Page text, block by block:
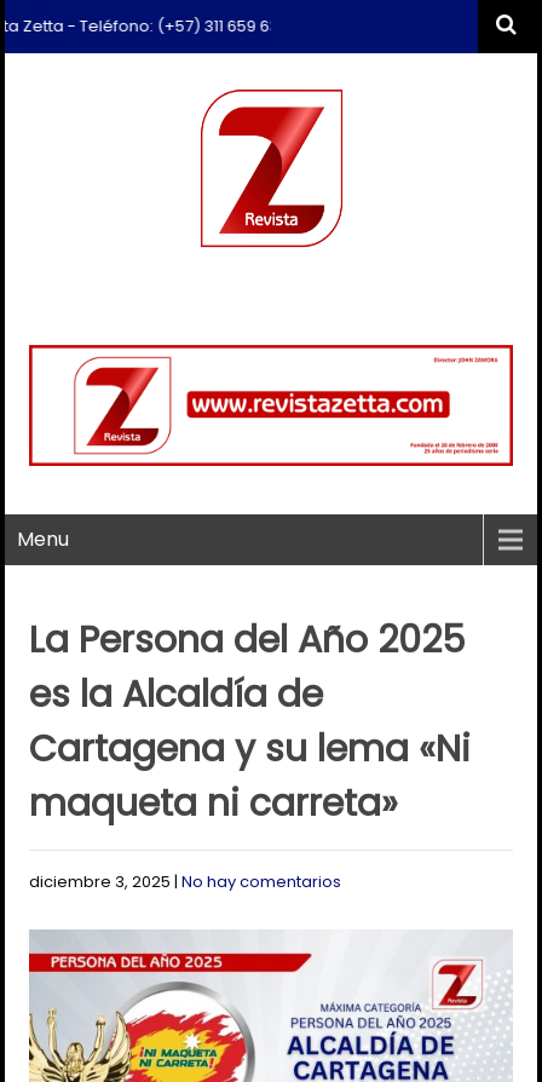
- Teléfono: (+57) 311 659 6374 - Correo: revista.zetta@gmail.com
Menu
La Persona del Año 2025
es la Alcaldía de
Cartagena y su lema «Ni
maqueta ni carreta»
diciembre 3, 2025 |No hay comentarios